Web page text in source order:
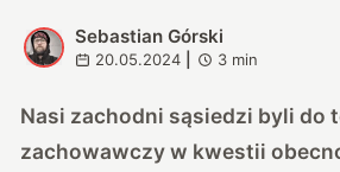
S
Sebastian Górski
20.05.2024 3 min
Nasi zachodni sąsiedzi byli do
zachowawczy w kwestii